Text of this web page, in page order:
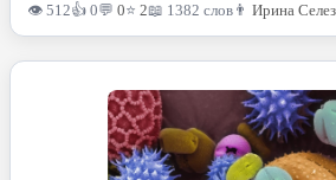
👁 512👍 0💬 0⭐ 2📖 1382 слов 👨 Ирина